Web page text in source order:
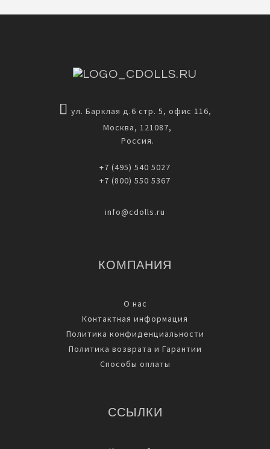
ул. Барклая д.6 стр. 5, офис 116,
Москва, 121087,
Россия.
+7 (495) 540 5027
+7 (800) 550 5367
info@cdolls.ru
КОМПАНИЯ
О нас
Контактная информация
Политика конфиденциальности
Политика возврата и Гарантии
Способы оплаты
ССЫЛКИ